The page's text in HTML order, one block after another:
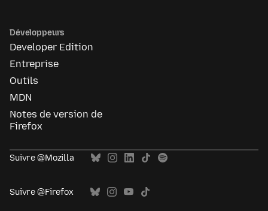
Développeurs
Developer Edition
Entreprise
Outils
MDN
Notes de version de
Firefox
Suivre @Mozilla
Suivre @Firefox